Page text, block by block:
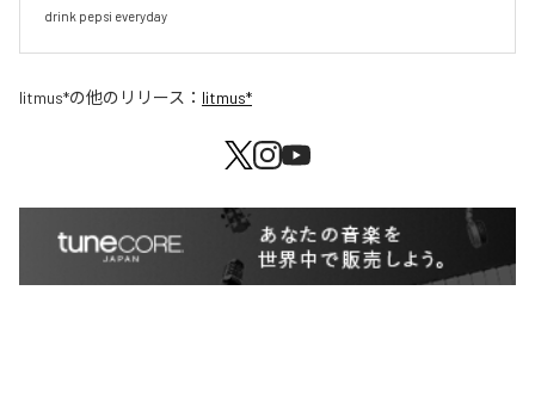
drink pepsi everyday
litmus*の他のリリース： litmus*